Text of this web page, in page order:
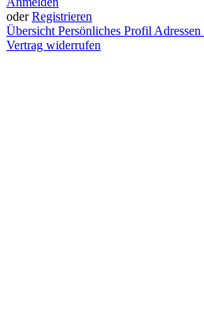
oderRegistrieren
Übersicht Persönliches Profil Adressen
Vertrag widerrufen